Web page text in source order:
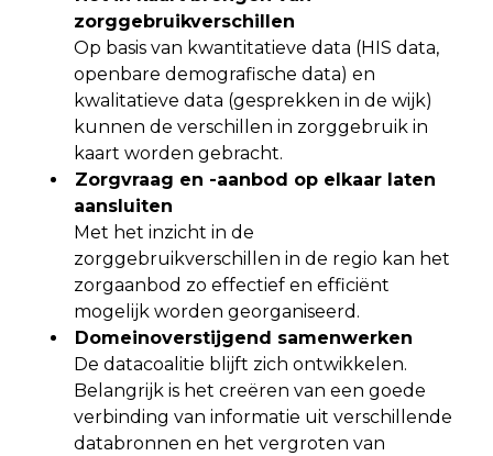
zorggebruikverschillen
Op basis van kwantitatieve data (HIS data,
openbare demografische data) en
kwalitatieve data (gesprekken in de wijk)
kunnen de verschillen in zorggebruik in
kaart worden gebracht.
Zorgvraag en -aanbod op elkaar laten
aansluiten
Met het inzicht in de
zorggebruikverschillen in de regio kan het
zorgaanbod zo effectief en efficiënt
mogelijk worden georganiseerd.
Domeinoverstijgend samenwerken
De datacoalitie blijft zich ontwikkelen.
Belangrijk is het creëren van een goede
verbinding van informatie uit verschillende
databronnen en het vergroten van